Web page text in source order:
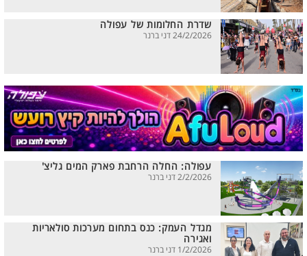
שדרת החלומות של עפולה
24/2/2026 דני ברנר
עפולה: החלה הרחבת פארק המים גליצ'
2/2/2026 דני ברנר
מגדל העמק: כנס בתחום מערכות סולאריות
ואגירה
1/2/2026 דני ברנר